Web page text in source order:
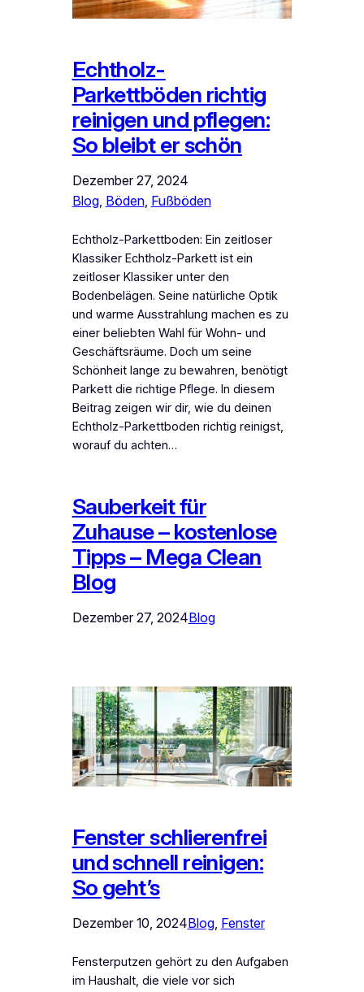
Echtholz-
Parkettböden richtig
reinigen und pflegen:
So bleibt er schön
Dezember 27, 2024
Blog, Böden, Fußböden
Echtholz-Parkettboden: Ein zeitloser
Klassiker Echtholz-Parkett ist ein
zeitloser Klassiker unter den
Bodenbelägen. Seine natürliche Optik
und warme Ausstrahlung machen es zu
einer beliebten Wahl für Wohn- und
Geschäftsräume. Doch um seine
Schönheit lange zu bewahren, benötigt
Parkett die richtige Pflege. In diesem
Beitrag zeigen wir dir, wie du deinen
Echtholz-Parkettboden richtig reinigst,
worauf du achten…
Sauberkeit für
Zuhause – kostenlose
Tipps – Mega Clean
Blog
Dezember 27, 2024Blog
Fenster schlierenfrei
und schnell reinigen:
So geht’s
Dezember 10, 2024Blog, Fenster
Fensterputzen gehört zu den Aufgaben
im Haushalt, die viele vor sich